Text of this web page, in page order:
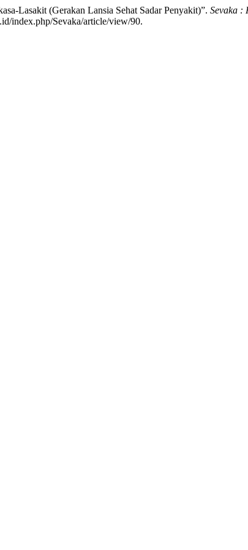
Lasakit (Gerakan Lansia Sehat Sadar Penyakit)”. Sevaka :
index.php/Sevaka/article/view/90.